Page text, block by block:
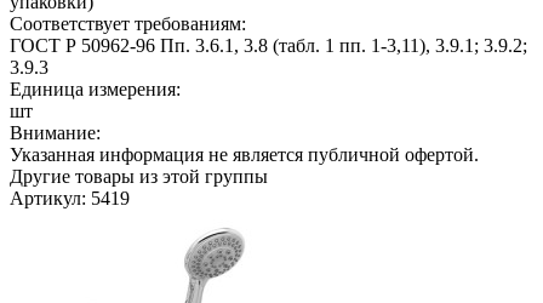
Соответствует требованиям:
ГОСТ Р 50962-96 Пп. 3.6.1, 3.8 (табл. 1 пп. 1-3,11), 3.9.1; 3.9.2;
3.9.3
Единица измерения:
шт
Внимание:
Указанная информация не является публичной офертой.
Другие товары из этой группы
Артикул: 5419